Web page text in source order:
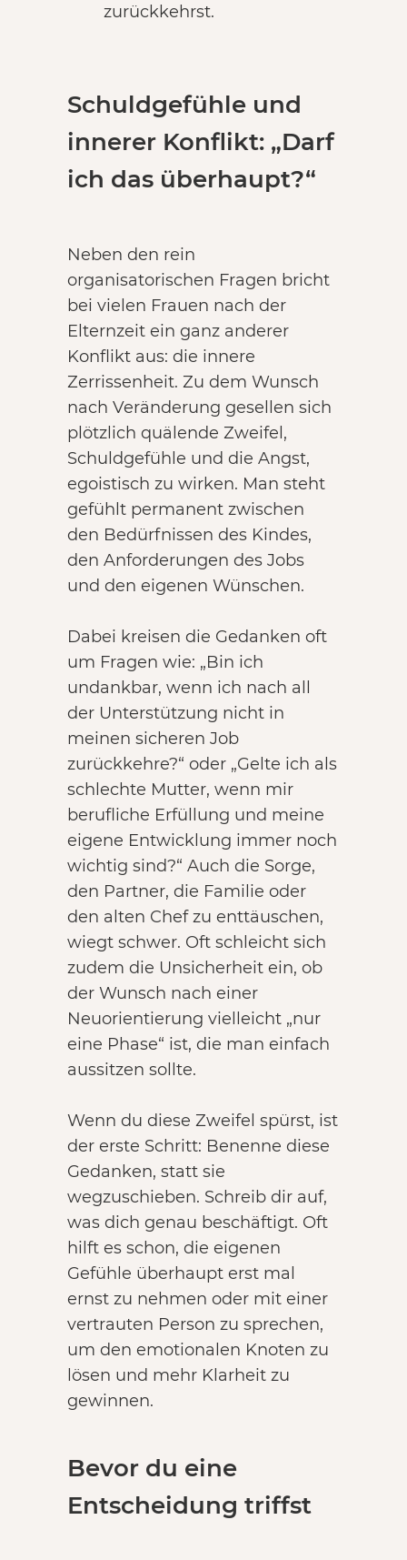
zurückkehrst.
Schuldgefühle und
innerer Konflikt: „Darf
ich das überhaupt?“
Neben den rein
organisatorischen Fragen bricht
bei vielen Frauen nach der
Elternzeit ein ganz anderer
Konflikt aus: die innere
Zerrissenheit. Zu dem Wunsch
nach Veränderung gesellen sich
plötzlich quälende Zweifel,
Schuldgefühle und die Angst,
egoistisch zu wirken. Man steht
gefühlt permanent zwischen
den Bedürfnissen des Kindes,
den Anforderungen des Jobs
und den eigenen Wünschen.
Dabei kreisen die Gedanken oft
um Fragen wie: „Bin ich
undankbar, wenn ich nach all
der Unterstützung nicht in
meinen sicheren Job
zurückkehre?“ oder „Gelte ich als
schlechte Mutter, wenn mir
berufliche Erfüllung und meine
eigene Entwicklung immer noch
wichtig sind?“ Auch die Sorge,
den Partner, die Familie oder
den alten Chef zu enttäuschen,
wiegt schwer. Oft schleicht sich
zudem die Unsicherheit ein, ob
der Wunsch nach einer
Neuorientierung vielleicht „nur
eine Phase“ ist, die man einfach
aussitzen sollte.
Wenn du diese Zweifel spürst, ist
der erste Schritt: Benenne diese
Gedanken, statt sie
wegzuschieben. Schreib dir auf,
was dich genau beschäftigt. Oft
hilft es schon, die eigenen
Gefühle überhaupt erst mal
ernst zu nehmen oder mit einer
vertrauten Person zu sprechen,
um den emotionalen Knoten zu
lösen und mehr Klarheit zu
gewinnen.
Bevor du eine
Entscheidung triffst